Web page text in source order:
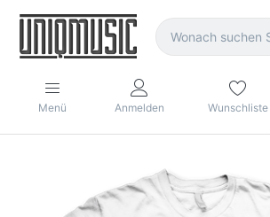
Menü Anmelden Wunschliste